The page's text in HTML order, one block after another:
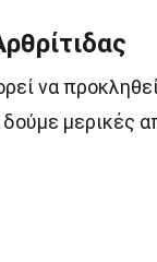
να
μερικές